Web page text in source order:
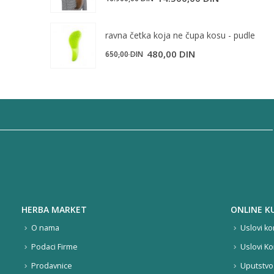
bila:
16.900,00 DIN.
14.500,00 DIN.
ravna četka koja ne čupa kosu - pudle
650,00DIN 480,00 DIN
HERBA MARKET
O nama
Podaci Firme
Prodavnice
ONLINE
Uslovi
Uslovi